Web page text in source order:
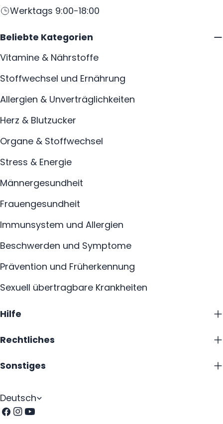
Werktags 9:00-18:00
Beliebte Kategorien
Vitamine & Nährstoffe
Stoffwechsel und Ernährung
Allergien & Unverträglichkeiten
Herz & Blutzucker
Organe & Stoffwechsel
Stress & Energie
Männergesundheit
Frauengesundheit
Immunsystem und Allergien
Beschwerden und Symptome
Prävention und Früherkennung
Sexuell übertragbare Krankheiten
Hilfe
Rechtliches
Sonstiges
S
p
Deutsch
Facebook
Instagram
Youtube